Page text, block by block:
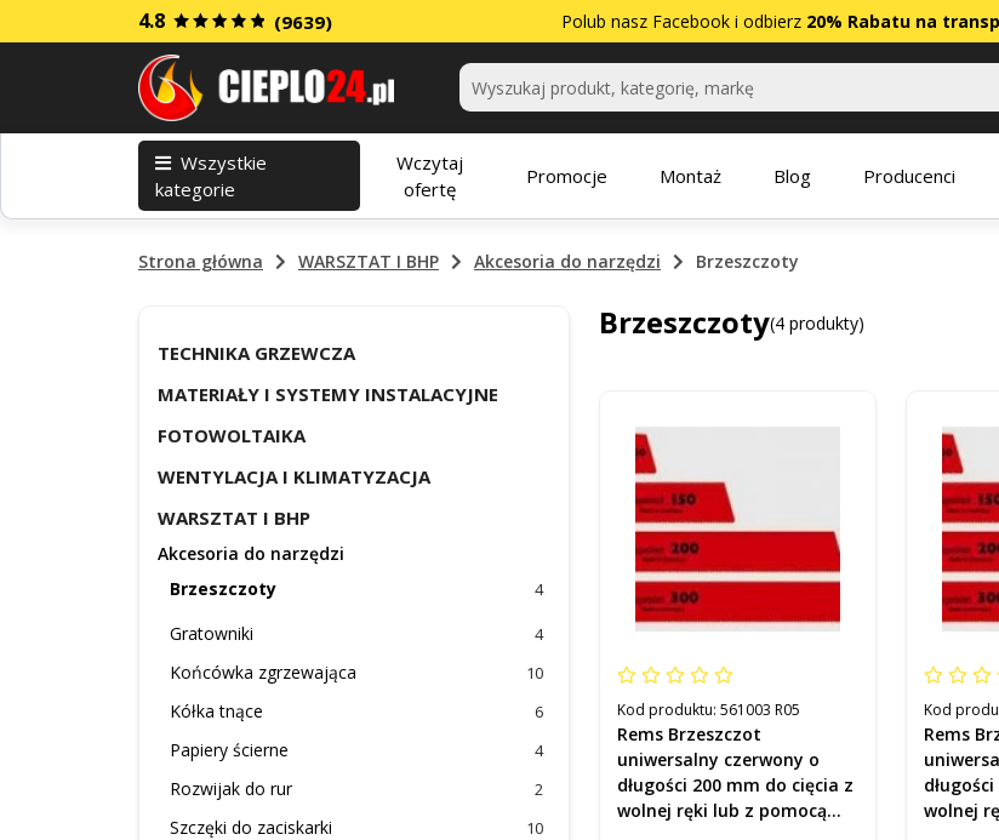
4.8 (9639) Polub nasz Facebook i odbierz 20% Rabatu na
Kategorie
Wszystkie
kategorie
Wczytaj
ofertę
Promocje Montaż Blog Producenci
Strona główna WARSZTAT I BHP Akcesoria do narzędzi Brzeszczoty
TECHNIKA GRZEWCZA
MATERIAŁY I SYSTEMY INSTALACYJNE
FOTOWOLTAIKA
WENTYLACJA I KLIMATYZACJA
WARSZTAT I BHP
Akcesoria do narzędzi
Brzeszczoty
4
Gratowniki 4
Końcówka zgrzewająca 10
Kółka tnące 6
Papiery ścierne 4
Rozwijak do rur 2
Szczęki do zaciskarki 10
Brzeszczoty(4 produkty)
Kod produktu: 561003 R05
Rems Brzeszczot
uniwersalny czerwony o
długości 200 mm do cięcia z
wolnej ręki lub z pomocą
Kod
Rems
wolnej